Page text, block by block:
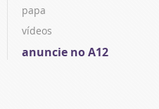
papa
vídeos
anuncie no A12